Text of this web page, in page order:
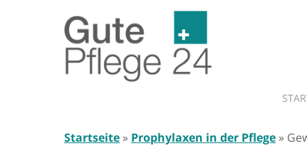
Startseite » Prophylaxen in der Pflege »